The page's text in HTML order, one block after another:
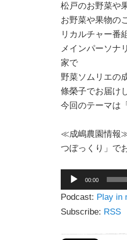
松戸のお野菜や
お野菜や果物の
リカルチャー番
メインパーソナ
家で
野菜ソムリエの
條榮子でお届け
今回のテーマは
≪成嶋農園情報
つぼっくり」で
プ
レ
ヤ
00:00
Podcast: Play in
Subscribe: RSS